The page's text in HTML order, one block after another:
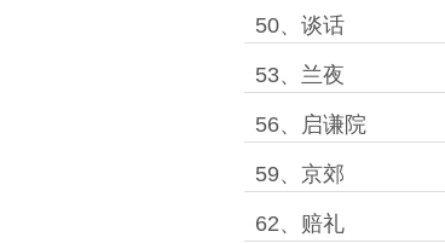
50、谈话
53、兰夜
56、启谦院
59、京郊
62、赔礼